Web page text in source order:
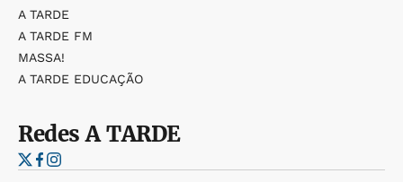
A TARDE
A TARDE FM
MASSA!
A TARDE EDUCAÇÃO
RedesA TARDE